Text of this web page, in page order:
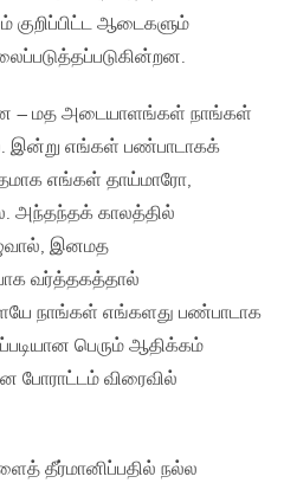
ஆடைகளும்
– மத அடையாளங்கள் நாங்கள்
இன்று எங்கள் பண்பாடாகக்
எங்கள் தாய்மாரோ,
அந்தந்தக் காலத்தில்
இனமத
வர்த்தகத்தால்
நாங்கள் எங்களது பண்பாடாக
பெரும் ஆதிக்கம்
போராட்டம் விரைவில்
தீர்மானிப்பதில் நல்ல